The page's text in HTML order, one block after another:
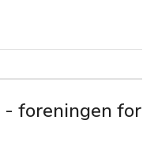
- foreningen for